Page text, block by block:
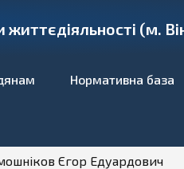
(м.
Нормативна база
Єгор Едуардович